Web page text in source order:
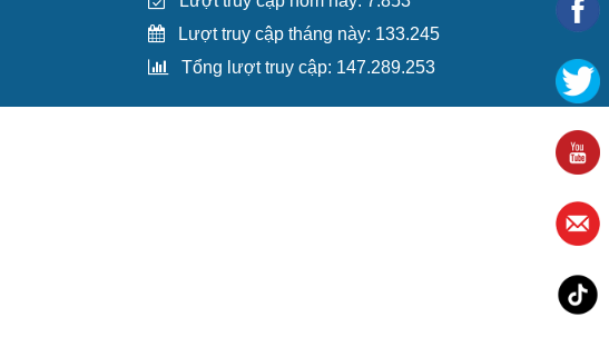
Lượt truy cập tháng này: 133.245
Tổng lượt truy cập: 147.289.253